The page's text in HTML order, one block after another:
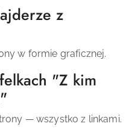
z
w formie graficznej.
"Z kim
— wszystko z linkami.